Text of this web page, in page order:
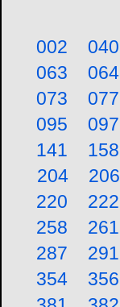
002 040
063
064
073
077
095
097
141
158
204
206
220
222
258
261
287
291
354
356